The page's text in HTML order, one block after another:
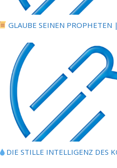
GLAUBE SEINEN PROPHETEN |
DIE STILLE INTELLIGENZ DES